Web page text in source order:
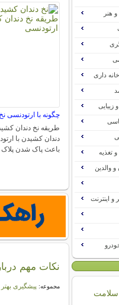
چگونه با ارتودنسی
طریقه نخ دندان
دندان کشیدن با
باعث پاک شدن
نکات مهم
مجموعه: پیشگیری
هنر
داری
زیبایی
تغذیه
و والدین
و اینترنت
سلامت